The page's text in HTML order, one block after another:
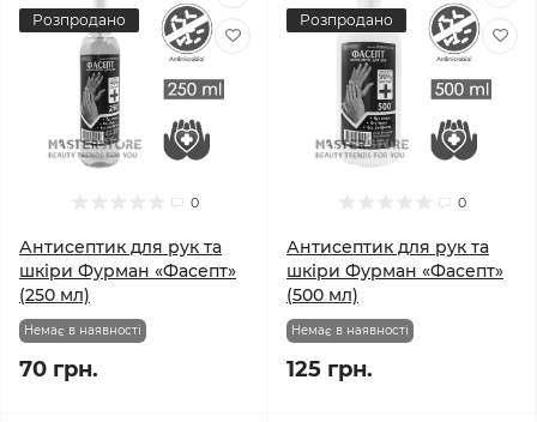
Розпродано
0
Антисептик для рук та
шкіри Фурман «Фасепт»
(250 мл)
Немає в наявності
70 грн.
Розпродано
0
Антисептик для рук та
шкіри Фурман «Фасепт»
(500 мл)
Немає в наявності
125 грн.